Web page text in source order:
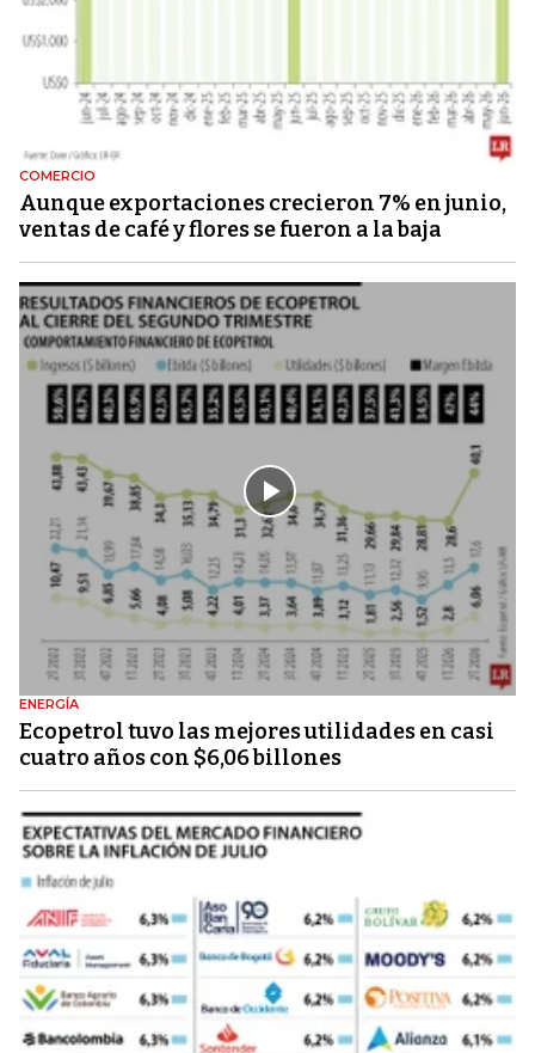
COMERCIO
Aunque exportaciones crecieron 7% en junio,
ventas de café y flores se fueron a la baja
ENERGÍA
Ecopetrol tuvo las mejores utilidades en casi
cuatro años con $6,06 billones